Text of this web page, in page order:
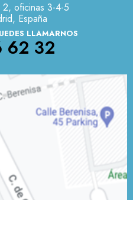
oficinas 3-4-5
España
LLAMARNOS
62 32